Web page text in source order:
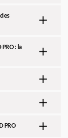
: la
PRO